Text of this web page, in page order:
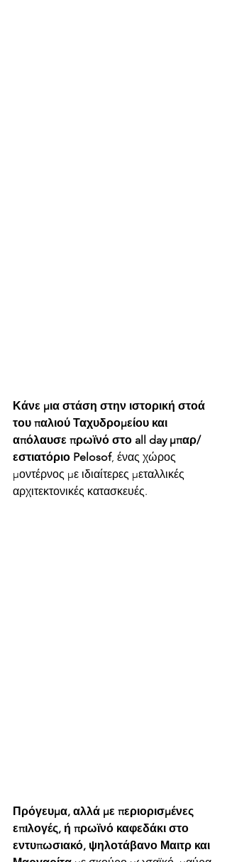
Κάνε μια στάση στην ιστορική στοά
του παλιού Ταχυδρομείου και
απόλαυσε πρωϊνό στο all day μπαρ/
εστιατόριο Pelosof, ένας χώρος
μοντέρνος με ιδιαίτερες μεταλλικές
αρχιτεκτονικές κατασκευές.
Πρόγευμα, αλλά με περιορισμένες
επιλογές, ή πρωϊνό καφεδάκι στο
εντυπωσιακό, ψηλοτάβανο Μαιτρ και